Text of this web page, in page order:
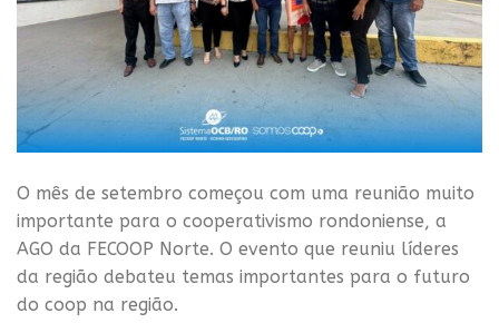
O mês de setembro começou com uma reunião muito
importante para o cooperativismo rondoniense, a
AGO da FECOOP Norte. O evento que reuniu líderes
da região debateu temas importantes para o futuro
do coop na região.